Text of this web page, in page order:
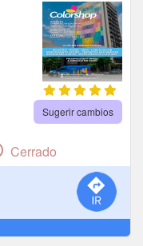
Sugerir cambios
Cerrado